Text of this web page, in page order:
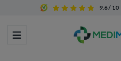
9.6 / 10
Toggle navigation